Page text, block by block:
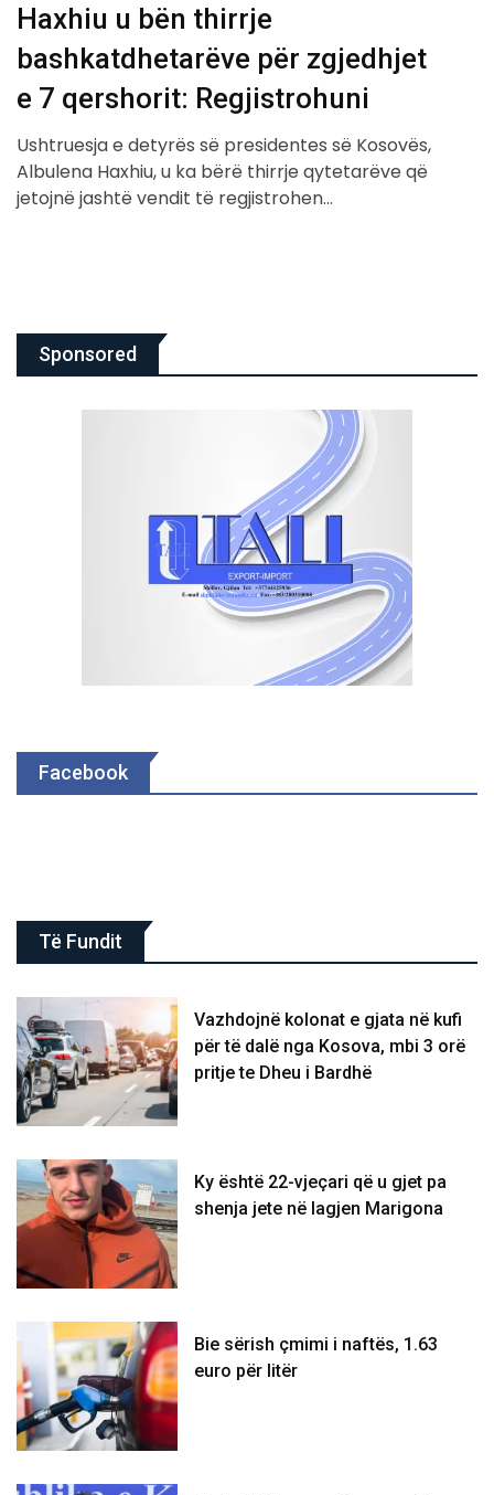
Haxhiu u bën thirrje
bashkatdhetarëve për zgjedhjet
e 7 qershorit: Regjistrohuni
Ushtruesja e detyrës së presidentes së Kosovës,
Albulena Haxhiu, u ka bërë thirrje qytetarëve që
jetojnë jashtë vendit të regjistrohen…
Sponsored
Facebook
Të Fundit
Vazhdojnë kolonat e gjata në kufi
për të dalë nga Kosova, mbi 3 orë
pritje te Dheu i Bardhë
Ky është 22-vjeçari që u gjet pa
shenja jete në lagjen Marigona
Bie sërish çmimi i naftës, 1.63
euro për litër